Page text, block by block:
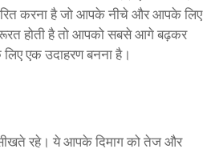
करना है जो आपके नीचे और आपके लिए
होती है तो आपको सबसे आगे बढ़कर
एक उदाहरण बनना है।
रहे। ये आपके दिमाग को तेज और